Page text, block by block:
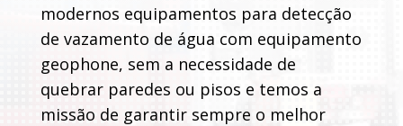
modernos equipamentos para detecção
de vazamento de água com equipamento
geophone, sem a necessidade de
quebrar paredes ou pisos e temos a
missão de garantir sempre o melhor